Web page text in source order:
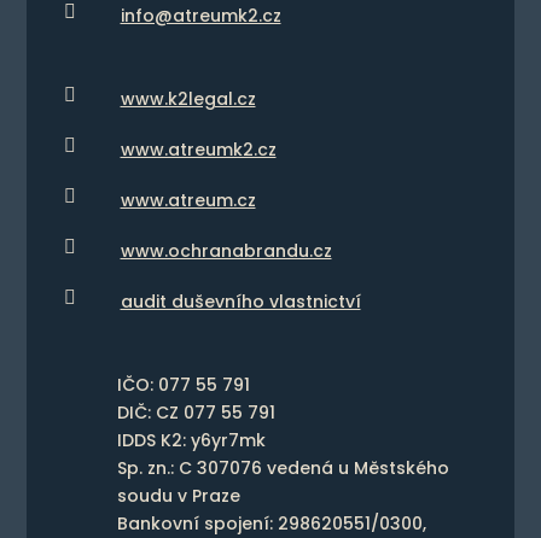
 info@atreumk2.cz
 www.k2legal.cz
 www.atreumk2.cz
 www.atreum.cz
 www.ochranabrandu.cz
 audit duševního vlastnictví
IČO: 077 55 791
DIČ: CZ 077 55 791
IDDS K2: y6yr7mk
Sp. zn.: C 307076 vedená u Městského
soudu v Praze
Bankovní spojení: 298620551/0300,